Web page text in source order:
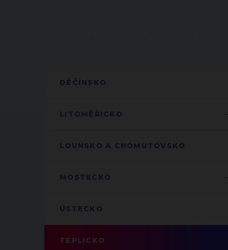
DĚČÍNSKO
LITOMĚŘICKO
LOUNSKO A CHOMUTOVSKO
MOSTECKO
ÚSTECKO
TEPLICKO